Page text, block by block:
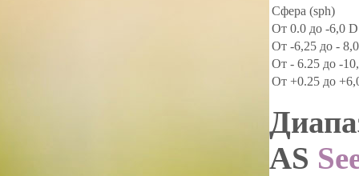
Сфера (sph)
От 0.0 до -6,0 D
От -6,25 до -
От - 6.25 до -
От +0.25 до
AS